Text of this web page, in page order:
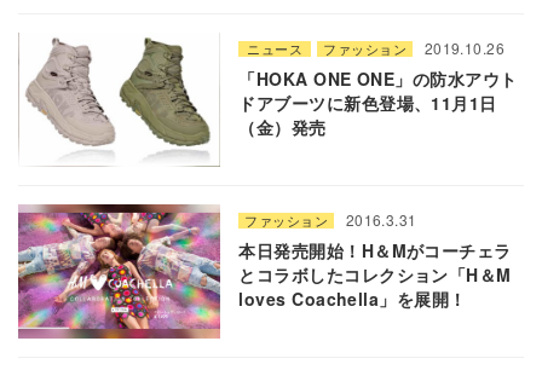
ニュース ファッション 2019.10.26
「HOKA ONE ONE」の防水アウト
ドアブーツに新色登場、11月1日
（金）発売
ファッション 2016.3.31
本日発売開始！H＆Mがコーチェラ
とコラボしたコレクション「H＆M
loves Coachella」を展開！